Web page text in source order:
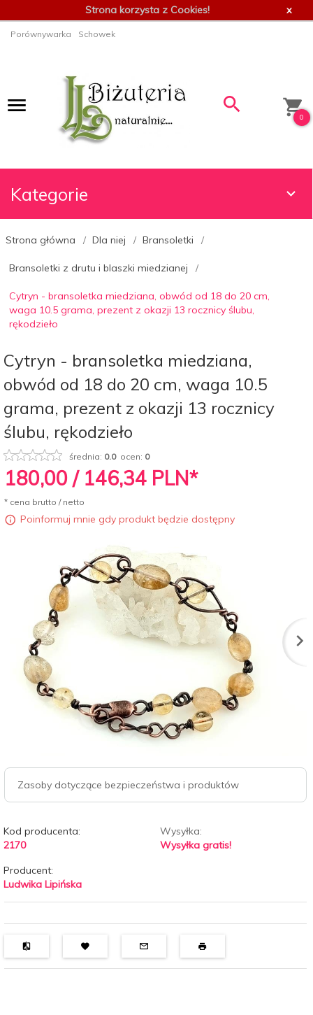
Strona korzysta z Cookies! x
Porównywarka Schowek
0
Kategorie
Strona główna Dla niej Bransoletki
Bransoletki z drutu i blaszki miedzianej
Cytryn - bransoletka miedziana, obwód od 18 do 20 cm,
waga 10.5 grama, prezent z okazji 13 rocznicy ślubu,
rękodzieło
Cytryn - bransoletka miedziana,
obwód od 18 do 20 cm, waga 10.5
grama, prezent z okazji 13 rocznicy
ślubu, rękodzieło
średnia: 0.0ocen: 0
180,00 / 146,34 PLN*
* cena brutto / netto
Poinformuj mnie gdy produkt będzie dostępny
Zasoby dotyczące bezpieczeństwa i produktów
Kod producenta:
2170
Wysyłka:
Wysyłka gratis!
Producent:
Ludwika Lipińska